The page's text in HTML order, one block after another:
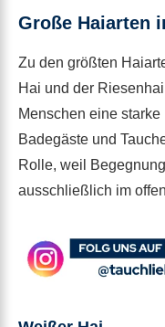
Große Haiarten
Zu den größten
Hai und der
Menschen eine
Badegäste und
Rolle, weil
ausschließlich im